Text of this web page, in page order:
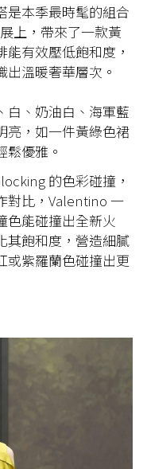
是本季最時髦的組合
上，帶來了一款黃
有效壓低飽和度，
溫暖奢華層次。
白、奶油白、海軍藍
亮，如一件黃綠色裙
優雅。
的色彩碰撞，
對比，Valentino 一
色能碰撞出全新火
其飽和度，營造細膩
或紫羅蘭色碰撞出更